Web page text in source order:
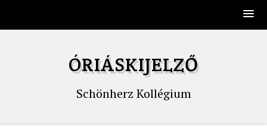
ÓRIÁSKIJELZŐ
Schönherz Kollégium